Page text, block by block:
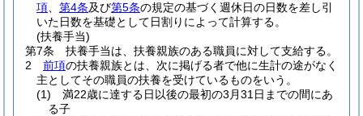
項
第4条及び第5条の規定の基づく週休日の日数を差し引
いた日数を基礎として日割りによって計算する。
(扶養手当)
第7条
扶養手当は、扶養親族のある職員に対して支給する。
2
前項の扶養親族とは、次に掲げる者で他に生計の途がなく
主としてその職員の扶養を受けているものをいう。
(1)
満22歳に達する日以後の最初の3月31日までの間にあ
る子